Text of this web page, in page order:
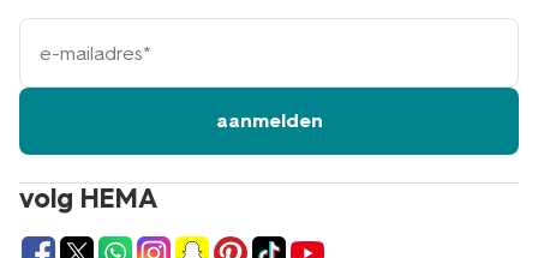
volg HEMA
e-
mailadres
aanmelden